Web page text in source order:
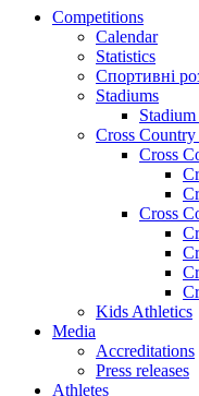
Competitions
Calendar
Statistics
Спортивні
Stadiums
Cross
Cross
Cross
Kids Athletics
Media
Accreditations
Press releases
Athletes